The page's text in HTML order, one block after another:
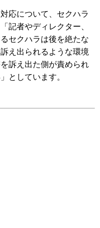
応について、セクハラ
記者やディレクター、
セクハラは後を絶たな
え出られるような環境
訴え出た側が責められ
としています。